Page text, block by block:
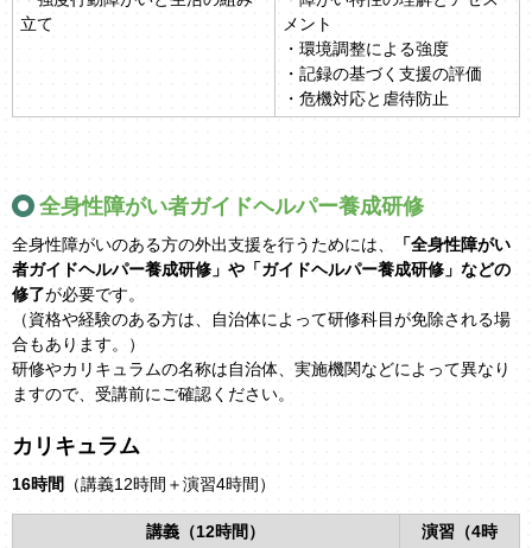
立て
メント
・環境調整による強度
・記録の基づく支援の評価
・危機対応と虐待防止
全身性障がい者ガイドヘルパー養成研修
全身性障がいのある方の外出支援を行うためには、
「全身性障がい
者ガイドヘルパー養成研修」や「ガイドヘルパー養成研修」などの
修了が必要です。
（資格や経験のある方は、自治体によって研修科目が免除される場
合もあります。）
研修やカリキュラムの名称は自治体、実施機関などによって異なり
ますので、受講前にご確認ください。
カリキュラム
16時間 （講義12時間＋演習4時間）
講義（12時間）
演習（4時